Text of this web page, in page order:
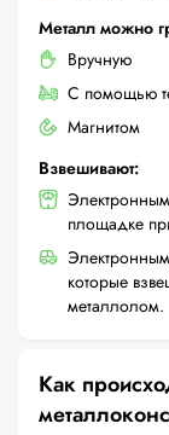
Металл можно
Вручную
С помощью
Магнитом
Взвешивают:
площадке
которые
металлолом.
Как